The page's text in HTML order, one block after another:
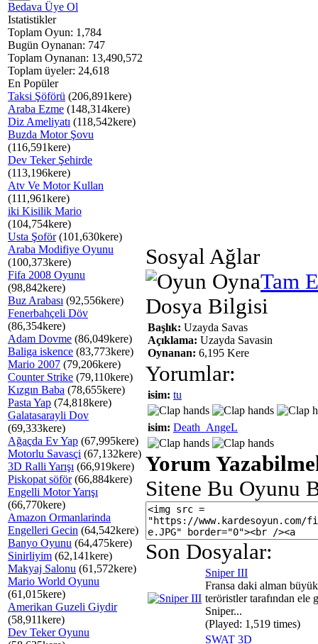
Bedava Üye Ol
Istatistikler
Toplam Oyun: 1,784
Bugün Oynanan: 747
Toplam Oynanan: 13,490,572
Toplam üyeler: 24,618
En Popüler
Taksi Şöförü (206,891kere)
Araba Ezme (148,314kere)
Diz Ameliyatı (118,542kere)
Buzda Motor Şovu
(116,591kere)
Dev Teker Şehirde
(113,196kere)
Atv Ve Motor Kullan
(111,961kere)
iki Kisilik Mario
(104,754kere)
Usta Şoför(101,630kere)
Araba Modifiye Oyunu
(100,373kere)
Fifa 2008 Oyunu
(98,842kere)
Buz Arabası (92,556kere)
Fenerbahçeli Döv
(86,354kere)
Adam Dovme (86,049kere)
Baliga iskence (83,773kere)
Mario 2007 (79,206kere)
Counter Strike (79,110kere)
Kızgın Baba (78,655kere)
Pasta Yap (74,818kere)
Galatasarayli Dov
(69,333kere)
Ağaçda Ev Yap (67,995kere)
Motorlu Savasçi (67,132kere)
3D Ralli Yarışı (66,919kere)
Piskopat söför(66,884kere)
Engelli Motor Yarışı
(66,770kere)
Amazon Ormanlarinda
Engelleri Gecin (64,542kere)
Banyo Oyunu (64,475kere)
Sinirliyim (62,141kere)
Makyaj Salonu (61,572kere)
Mario World Oyunu
(61,015kere)
Amerikan Guzeli Giydir
(58,911kere)
Dev Teker Oyunu
Sosyal Ağlar
Tam
Dosya Bilgisi
Başlık: Uzayda Savas
Açıklama: Uzayda Savasin
Oynanan: 6,195 Kere
Yorumlar:
isim: tu
isim: Death_AngeL
Yorum
Sitene Bu Oyunu
Son Dosyalar:
Sniper III
Fransa daki alman
teröristler tarafından ele
Sniper...
(Played: 1,519 times)
SWAT 3D